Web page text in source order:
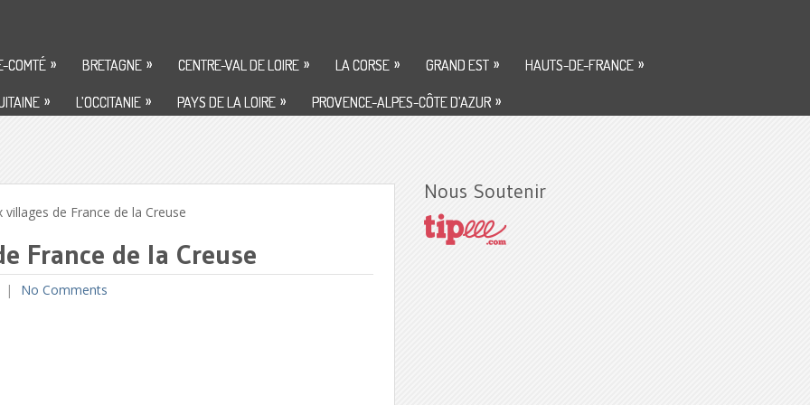
COMTÉ » BRETAGNE » CENTRE-VAL DE LOIRE » LA CORSE » GRAND EST » HAUTS-DE-FRANCE »
» L’OCCITANIE » PAYS DE LA LOIRE » PROVENCE-ALPES-CÔTE D’AZUR »
de France de la Creuse
France de la Creuse
No Comments
Nous Soutenir